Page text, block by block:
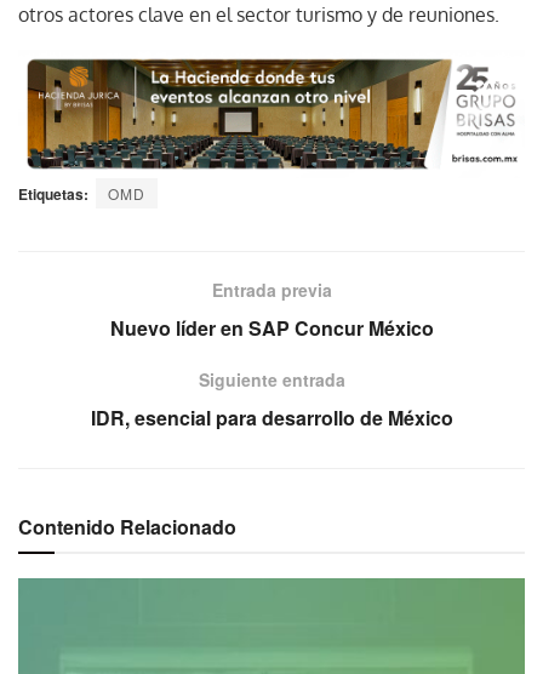
otros actores clave en el sector turismo y de reuniones.
Etiquetas: OMD
Entrada previa
Nuevo líder en SAP Concur México
Siguiente entrada
IDR, esencial para desarrollo de México
Contenido Relacionado